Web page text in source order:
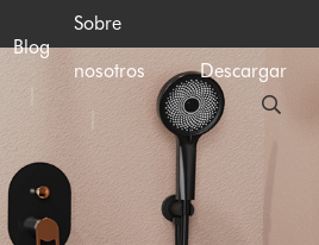
Blog
Sobre
nosotros Descargar